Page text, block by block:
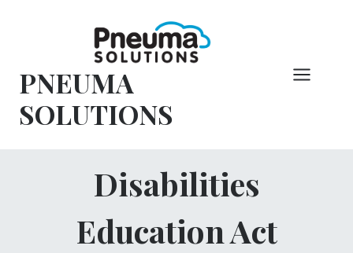
PNEUMA
SOLUTIONS
Disabilities
Education Act